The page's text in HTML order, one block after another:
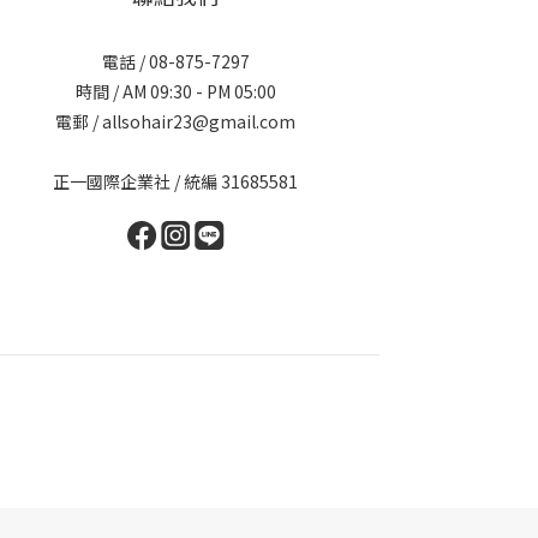
電話 / 08-875-7297
時間 / AM 09:30 - PM 05:00
電郵 / allsohair23@gmail.com
正一國際企業社 / 統編 31685581